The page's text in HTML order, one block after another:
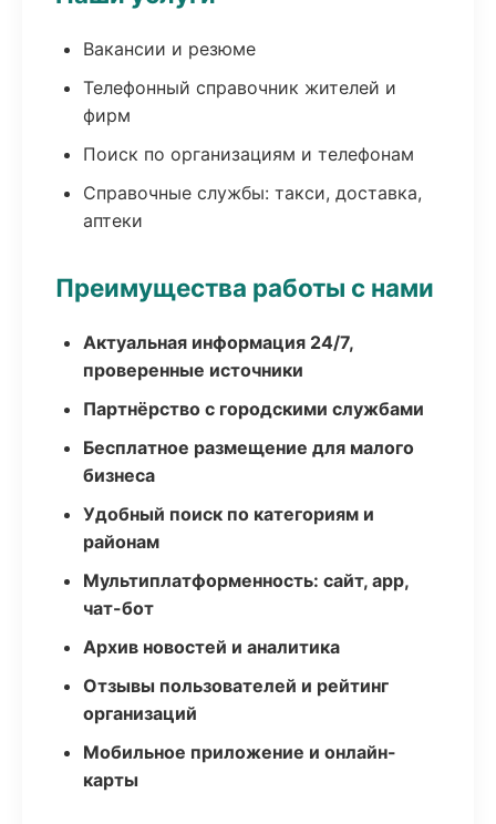
Вакансии и резюме
Телефонный справочник жителей и
фирм
Поиск по организациям и телефонам
Справочные службы: такси, доставка,
аптеки
Преимущества работы с нами
Актуальная информация 24/7,
проверенные источники
Партнёрство с городскими службами
Бесплатное размещение для малого
бизнеса
Удобный поиск по категориям и
районам
Мультиплатформенность: сайт, app,
чат-бот
Архив новостей и аналитика
Отзывы пользователей и рейтинг
организаций
Мобильное приложение и онлайн-
карты